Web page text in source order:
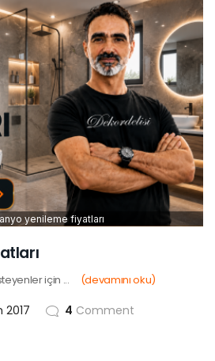
yenileme fiyatları
için ... (devamını oku)
2017 4 Comment